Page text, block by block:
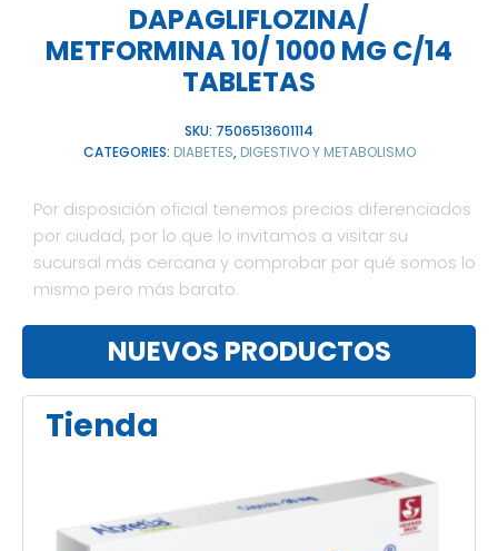
DAPAGLIFLOZINA/
METFORMINA 10/ 1000 MG C/14
TABLETAS
SKU: 7506513601114
CATEGORIES: DIABETES, DIGESTIVO Y METABOLISMO
Por disposición oficial tenemos precios diferenciados
por ciudad, por lo que lo invitamos a visitar su
sucursal más cercana y comprobar por qué somos lo
mismo pero más barato.
NUEVOS PRODUCTOS
Tienda